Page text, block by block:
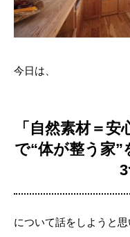
今日は、
「自然素材＝
で“体が整う家
について話をしようと思